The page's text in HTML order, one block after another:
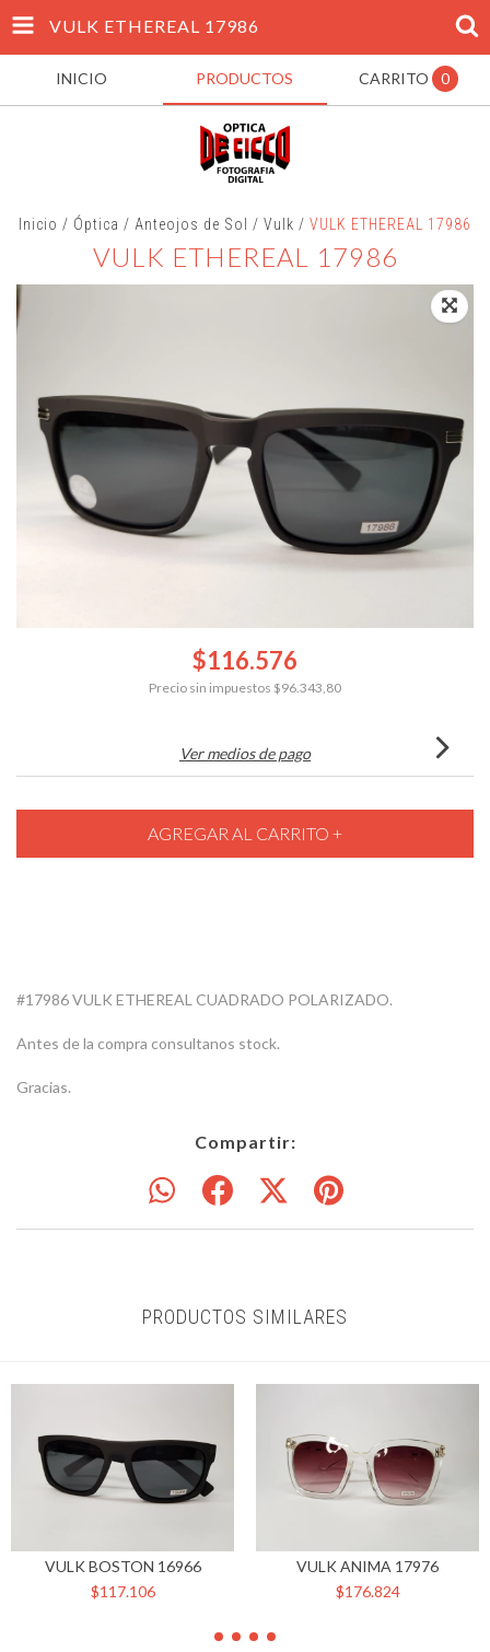
VULK ETHEREAL 17986
INICIO PRODUCTOS CARRITO 0
Inicio / Óptica / Anteojos de Sol / Vulk / VULK ETHEREAL 17986
VULK ETHEREAL 17986
$116.576
Precio sin impuestos $96.343,80
Ver medios de pago
#17986 VULK ETHEREAL CUADRADO POLARIZADO.
Antes de la compra consultanos stock.
Gracias.
Compartir:
PRODUCTOS SIMILARES
VULK BOSTON 16966
$117.106
VULK ANIMA 17976
$176.824